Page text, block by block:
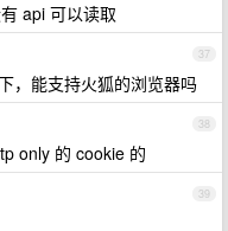
api 可以读取
37
，能支持火狐的浏览器吗
38
only 的 cookie 的
39